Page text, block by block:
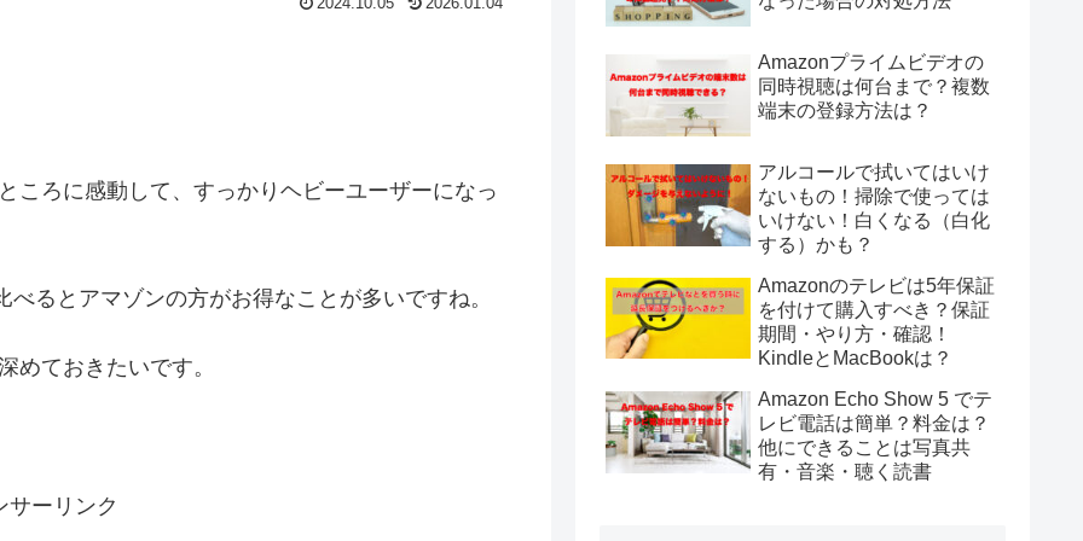
ころに感動して、すっかりヘビーユーザーになっ
るとアマゾンの方がお得なことが多いですね。
めておきたいです。
サーリンク
Amazonプライムビデオの
同時視聴は何台まで？複数
端末の登録方法は？
アルコールで拭いてはいけ
ないもの！掃除で使っては
いけない！白くなる（白化
する）かも？
Amazonのテレビは5年保証
を付けて購入すべき？保証
期間・やり方・確認！
KindleとMacBookは？
Amazon Echo Show 5 でテ
レビ電話は簡単？料金は？
他にできることは写真共
有・音楽・聴く読書